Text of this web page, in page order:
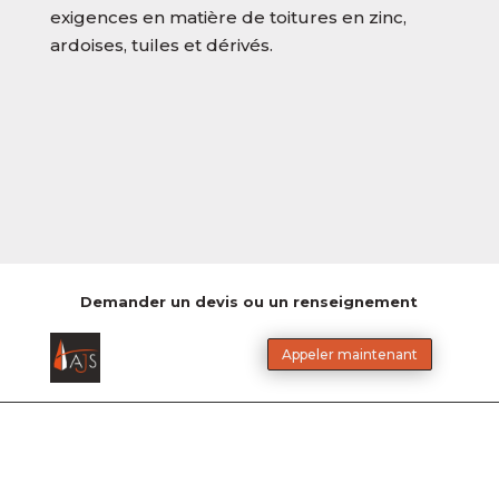
exigences en matière de toitures en zinc,
ardoises, tuiles et dérivés.
Demander un devis ou un renseignement
Appeler maintenant